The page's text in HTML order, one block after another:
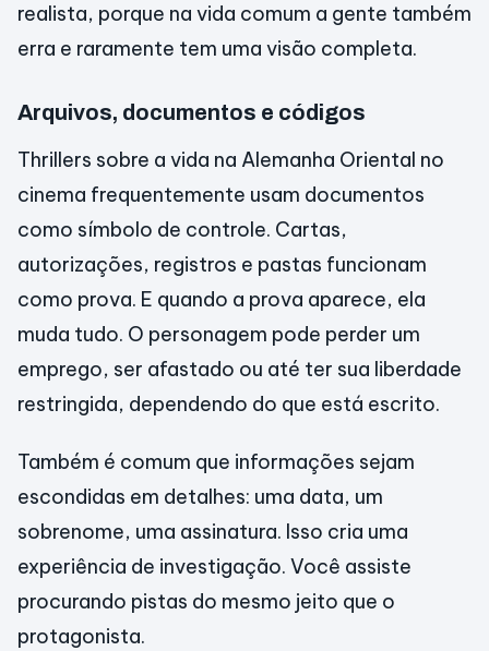
realista, porque na vida comum a gente também
erra e raramente tem uma visão completa.
Arquivos, documentos e códigos
Thrillers sobre a vida na Alemanha Oriental no
cinema frequentemente usam documentos
como símbolo de controle. Cartas,
autorizações, registros e pastas funcionam
como prova. E quando a prova aparece, ela
muda tudo. O personagem pode perder um
emprego, ser afastado ou até ter sua liberdade
restringida, dependendo do que está escrito.
Também é comum que informações sejam
escondidas em detalhes: uma data, um
sobrenome, uma assinatura. Isso cria uma
experiência de investigação. Você assiste
procurando pistas do mesmo jeito que o
protagonista.